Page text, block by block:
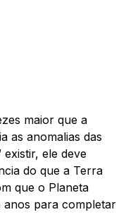
maior que a
as anomalias das
existir, ele deve
do que a Terra
que o Planeta
anos para completar